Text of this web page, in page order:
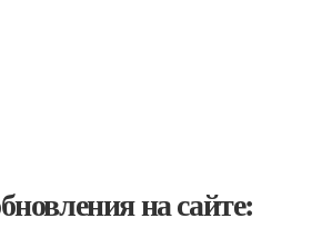
на сайте: